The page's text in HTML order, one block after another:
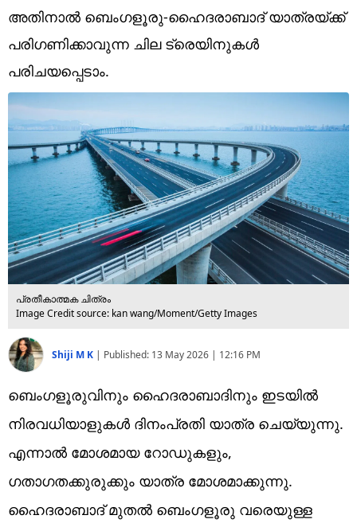
Short Videos
അതിനാല്‍ ബെംഗളൂരു-ഹൈദരാബാദ് യാത്രയ്ക്ക്
പരിഗണിക്കാവുന്ന ചില ട്രെയിനുകള്‍
പരിചയപ്പെടാം.
പ്രതീകാത്മക ചിത്രം
Image Credit source: kan wang/Moment/Getty Images
Shiji M K | Published: 13 May 2026 | 12:16 PM
ബെംഗളൂരുവിനും ഹൈദരാബാദിനും ഇടയില്‍
നിരവധിയാളുകള്‍ ദിനംപ്രതി യാത്ര ചെയ്യുന്നു.
എന്നാല്‍ മോശമായ റോഡുകളും,
ഗതാഗതക്കുരുക്കും യാത്ര മോശമാക്കുന്നു.
ഹൈദരാബാദ് മുതല്‍ ബെംഗളൂരു വരെയുള്ള